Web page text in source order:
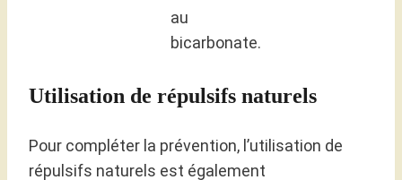
au
bicarbonate.
Utilisation de répulsifs naturels
Pour compléter la prévention, l’utilisation de
répulsifs naturels est également